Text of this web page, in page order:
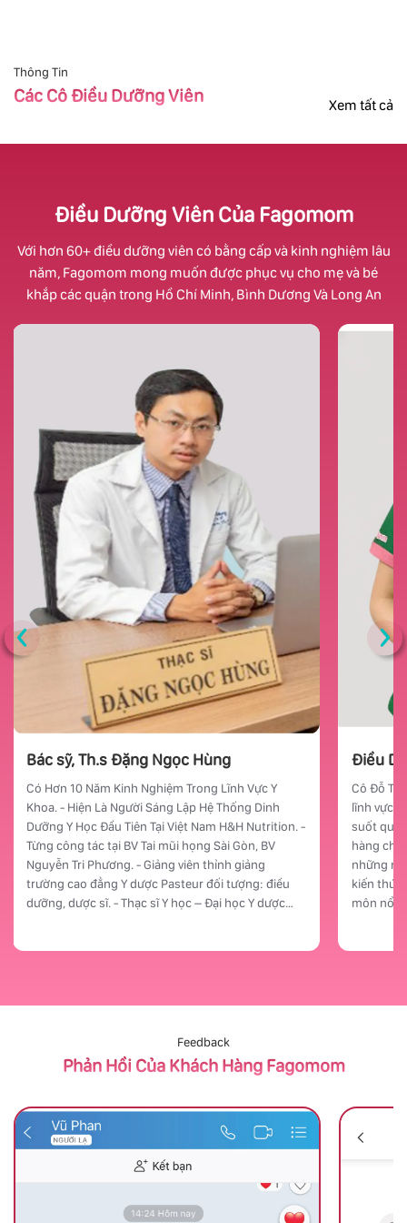
Thông Tin
Các Cô Điều Dưỡng Viên Xem tất cả
Điều Dưỡng Viên Của Fagomom
Với hơn 60+ điều dưỡng viên có bằng cấp và kinh nghiệm lâu
năm, Fagomom mong muốn được phục vụ cho mẹ và bé
khắp các quận trong Hồ Chí Minh, Bình Dương Và Long An
Bác sỹ, Th.sĐặng Ngọc Hùng
Có Hơn 10 Năm Kinh Nghiệm Trong Lĩnh Vực Y
Khoa. - Hiện Là Người Sáng Lập Hệ Thống Dinh
Dưỡng Y Học Đầu Tiên Tại Việt Nam H&H Nutrition. -
Từng công tác tại BV Tai mũi họng Sài Gòn, BV
Nguyễn Tri Phương. - Giảng viên thỉnh giảng
trường cao đẳng Y dược Pasteur đối tượng: điều
dưỡng, dược sĩ. - Thạc sĩ Y học – Đại học Y dược
đẳng Y dược Pasteur, Bác sĩ, Thạc sĩ Đặng Ngọc
Hùng đóng vai trò là cố vấn cấp cao cho cá
Điều
Cô Đỗ
lĩnh vực
suốt quá
hàng
những
kiến thức
môn nổi bật của
‹ ›
Feedback
Phản Hồi Của Khách Hàng Fagomom